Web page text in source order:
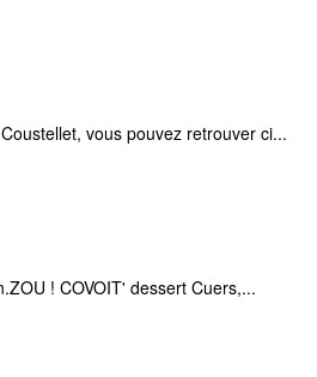
vous pouvez retrouver ci...
! COVOIT' dessert Cuers,...